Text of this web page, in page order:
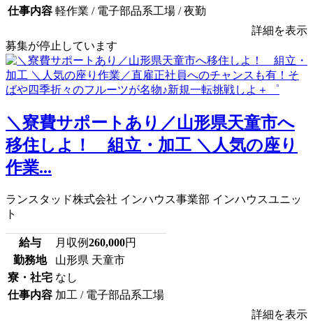
仕事内容 軽作業 / 電子部品系工場 / 夜勤
詳細を表示
募集が停止しています
＼寮費サポートあり／山形県天童市へ
移住しよ！ 組立・加工 ＼人気の座り
作業...
ランスタッド株式会社 インハウス事業部 インハウスユニッ
ト
給与 月収例260,000円
勤務地
山形県 天童市
寮・社宅 なし
仕事内容 加工 / 電子部品系工場
詳細を表示